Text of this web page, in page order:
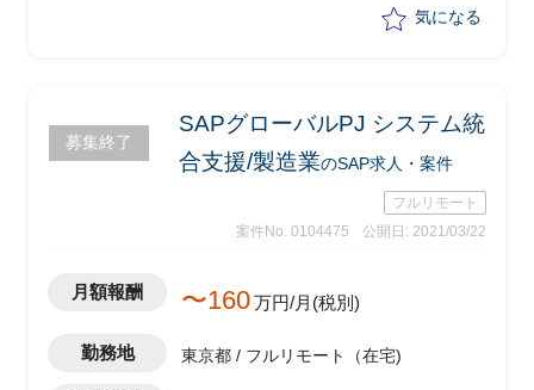
気になる
募集終了
SAPグローバルPJ システム統
合支援/製造業のSAP求人・案件
フルリモート
案件No. 0104475
公開日: 2021/03/22
月額報酬 〜160万円/月(税別)
勤務地 東京都 / フルリモート（在宅)